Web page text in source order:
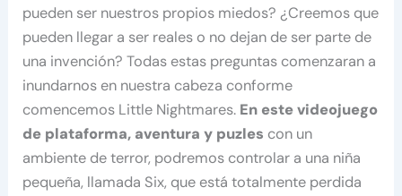
pueden ser nuestros propios miedos? ¿Creemos que
pueden llegar a ser reales o no dejan de ser parte de
una invención? Todas estas preguntas comenzaran a
inundarnos en nuestra cabeza conforme
comencemos Little Nightmares. En este videojuego
de plataforma, aventura y puzles con un
ambiente de terror, podremos controlar a una niña
pequeña, llamada Six, que está totalmente perdida